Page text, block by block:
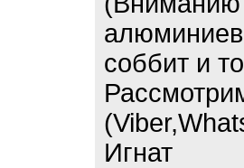
соббит и
Игнат